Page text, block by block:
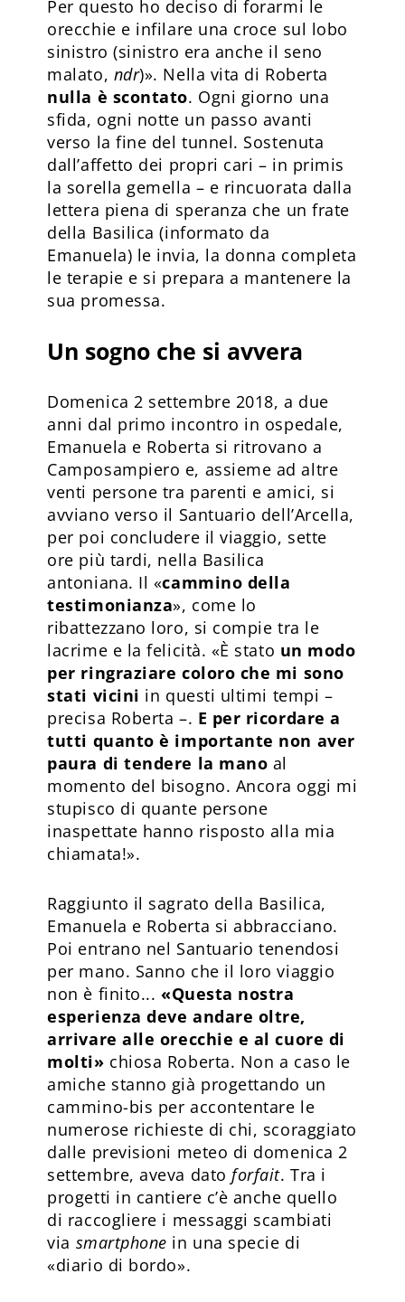
Per questo ho deciso di forarmi le
orecchie e infilare una croce sul lobo
sinistro (sinistro era anche il seno
malato, ndr)». Nella vita di Roberta
nulla è scontato. Ogni giorno una
sfida, ogni notte un passo avanti
verso la fine del tunnel. Sostenuta
dall’affetto dei propri cari – in primis
la sorella gemella – e rincuorata dalla
lettera piena di speranza che un frate
della Basilica (informato da
Emanuela) le invia, la donna completa
le terapie e si prepara a mantenere la
sua promessa.
Un sogno che si avvera
Domenica 2 settembre 2018, a due
anni dal primo incontro in ospedale,
Emanuela e Roberta si ritrovano a
Camposampiero e, assieme ad altre
venti persone tra parenti e amici, si
avviano verso il Santuario dell’Arcella,
per poi concludere il viaggio, sette
ore più tardi, nella Basilica
antoniana. Il «cammino della
testimonianza», come lo
ribattezzano loro, si compie tra le
lacrime e la felicità. «È stato un modo
per ringraziare coloro che mi sono
stati vicini in questi ultimi tempi –
precisa Roberta –. E per ricordare a
tutti quanto è importante non aver
paura di tendere la mano al
momento del bisogno. Ancora oggi mi
stupisco di quante persone
inaspettate hanno risposto alla mia
chiamata!».
Raggiunto il sagrato della Basilica,
Emanuela e Roberta si abbracciano.
Poi entrano nel Santuario tenendosi
per mano. Sanno che il loro viaggio
non è finito... «Questa nostra
esperienza deve andare oltre,
arrivare alle orecchie e al cuore di
molti» chiosa Roberta. Non a caso le
amiche stanno già progettando un
cammino-bis per accontentare le
numerose richieste di chi, scoraggiato
dalle previsioni meteo di domenica 2
settembre, aveva dato forfait. Tra i
progetti in cantiere c’è anche quello
di raccogliere i messaggi scambiati
via smartphone in una specie di
«diario di bordo».